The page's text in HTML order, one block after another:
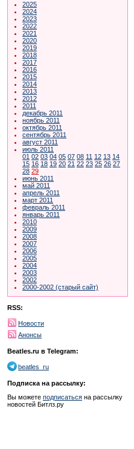
2025
2024
2023
2022
2021
2020
2019
2018
2017
2016
2015
2014
2013
2012
2011
декабрь 2011
ноябрь 2011
октябрь 2011
сентябрь 2011
август 2011
июль 2011
01 02 03 04 05 07 08 11 12 13 14
15 16 18 19 20 21 22 23 25 26 27
28 29
июнь 2011
май 2011
апрель 2011
март 2011
февраль 2011
январь 2011
2010
2009
2008
2007
2006
2005
2004
2003
2002
2000-2002 (старый сайт)
RSS:
Новости
Анонсы
Beatles.ru в Telegram:
beatles_ru
Подписка на рассылку:
Вы можете подписаться на рассылку
новостей Битлз.ру